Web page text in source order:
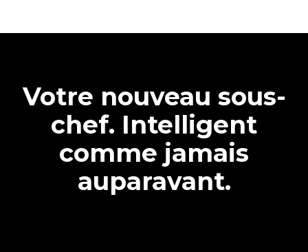
Votre nouveau sous-
chef. Intelligent
comme jamais
auparavant.